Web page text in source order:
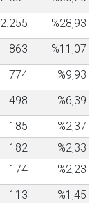
2.255
%28,93
863
%11,07
774
%9,93
498
%6,39
185
%2,37
182
%2,33
174
%2,23
113
%1,45